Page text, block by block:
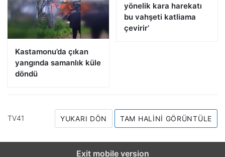
Kastamonu’da çıkan
yangında samanlık küle
döndü
yönelik kara harekatı
bu vahşeti katliama
çevirir’
TV41 YUKARI DÖN TAM HALINI GÖRÜNTÜLE
Exit mobile version